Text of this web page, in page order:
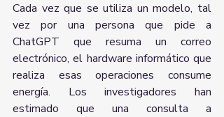
Cada vez que se utiliza un modelo, tal
vez por una persona que pide a
ChatGPT que resuma un correo
electrónico, el hardware informático que
realiza esas operaciones consume
energía. Los investigadores han